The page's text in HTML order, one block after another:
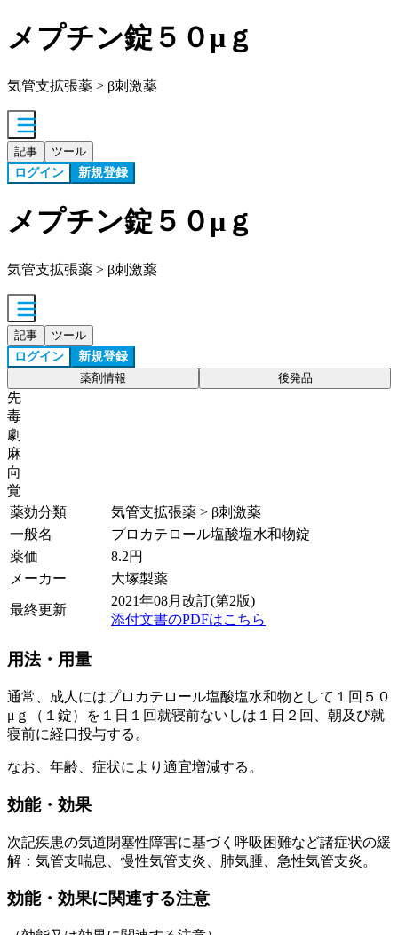
メプチン錠５０μｇ
気管支拡張薬 > β刺激薬
記事 ツール
ログイン 新規登録
メプチン錠５０μｇ
気管支拡張薬 > β刺激薬
記事 ツール
ログイン 新規登録
薬剤情報 後発品
先
毒
劇
麻
向
覚
薬効分類
気管支拡張薬 > β刺激薬
一般名
プロカテロール塩酸塩水和物錠
薬価
8.2円
メーカー
大塚製薬
最終更新
2021年08月改訂(第2版)
添付文書のPDFはこちら
用法・用量
通常、成人にはプロカテロール塩酸塩水和物として１回５０
μｇ（１錠）を１日１回就寝前ないしは１日２回、朝及び就
寝前に経口投与する。
なお、年齢、症状により適宜増減する。
効能・効果
次記疾患の気道閉塞性障害に基づく呼吸困難など諸症状の緩
解：気管支喘息、慢性気管支炎、肺気腫、急性気管支炎。
効能・効果に関連する注意